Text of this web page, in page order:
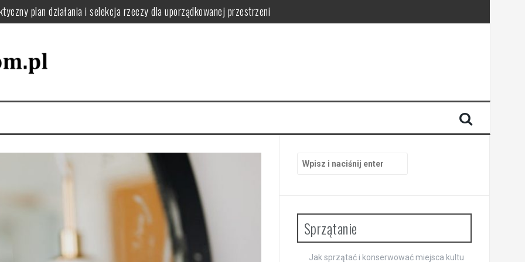
usunąć kurz, pył i resztki krok po kroku
układać naczynia i dbać o zmywarkę dla wygody i efektywności pracy
w domu: praktyczne nawyki i naturalne sposoby
Sprzątanie
Jak sprzątać i konserwować miejsca kultu